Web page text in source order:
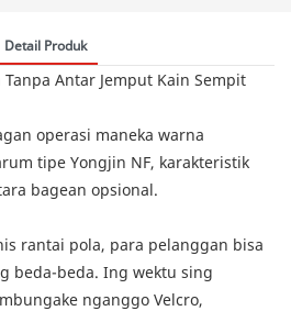
Detail Produk
Antar Jemput Kain Sempit
operasi maneka warna
tipe Yongjin NF, karakteristik
bagean opsional.
rantai pola, para pelanggan bisa
beda-beda. Ing wektu sing
nganggo Velcro,